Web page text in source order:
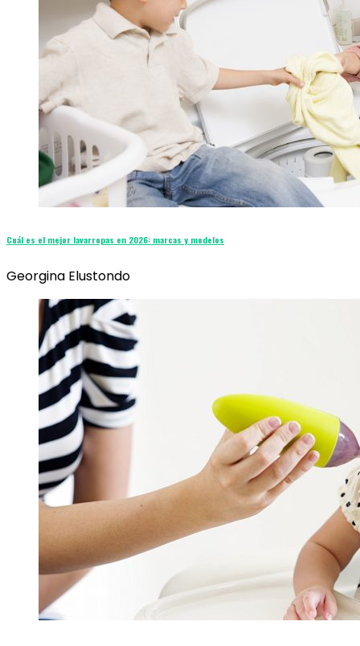
Cuál es el mejor lavarropas en 2026: marcas y modelos
Georgina Elustondo